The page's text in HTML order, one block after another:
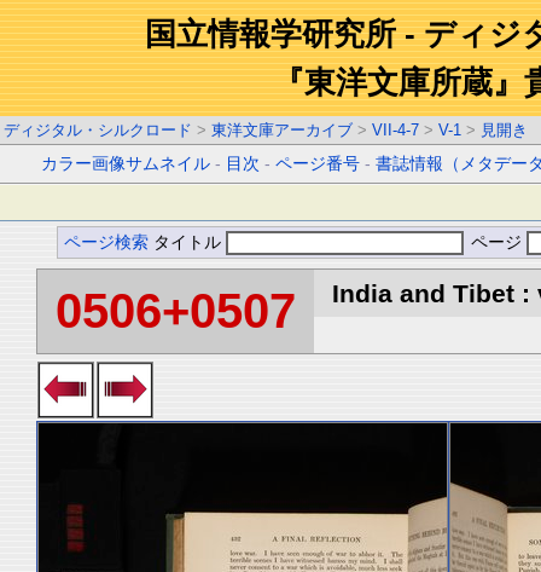
国立情報学研究所 - ディジ
『東洋文庫所蔵』
ディジタル・シルクロード > 東洋文庫アーカイブ > VII-4-7 > V-1 > 見開き
カラー画像サムネイル - 目次 -ページ番号 -書誌情報（メタデー
ページ検索 タイトル ページ
0506+0507 India and Tibet :